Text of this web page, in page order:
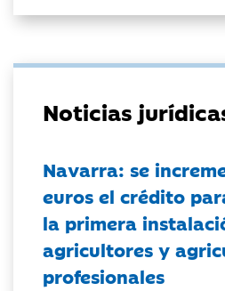
Noticias
Navarra: se
euros el crédito
la primera
agricultores y
profesionales